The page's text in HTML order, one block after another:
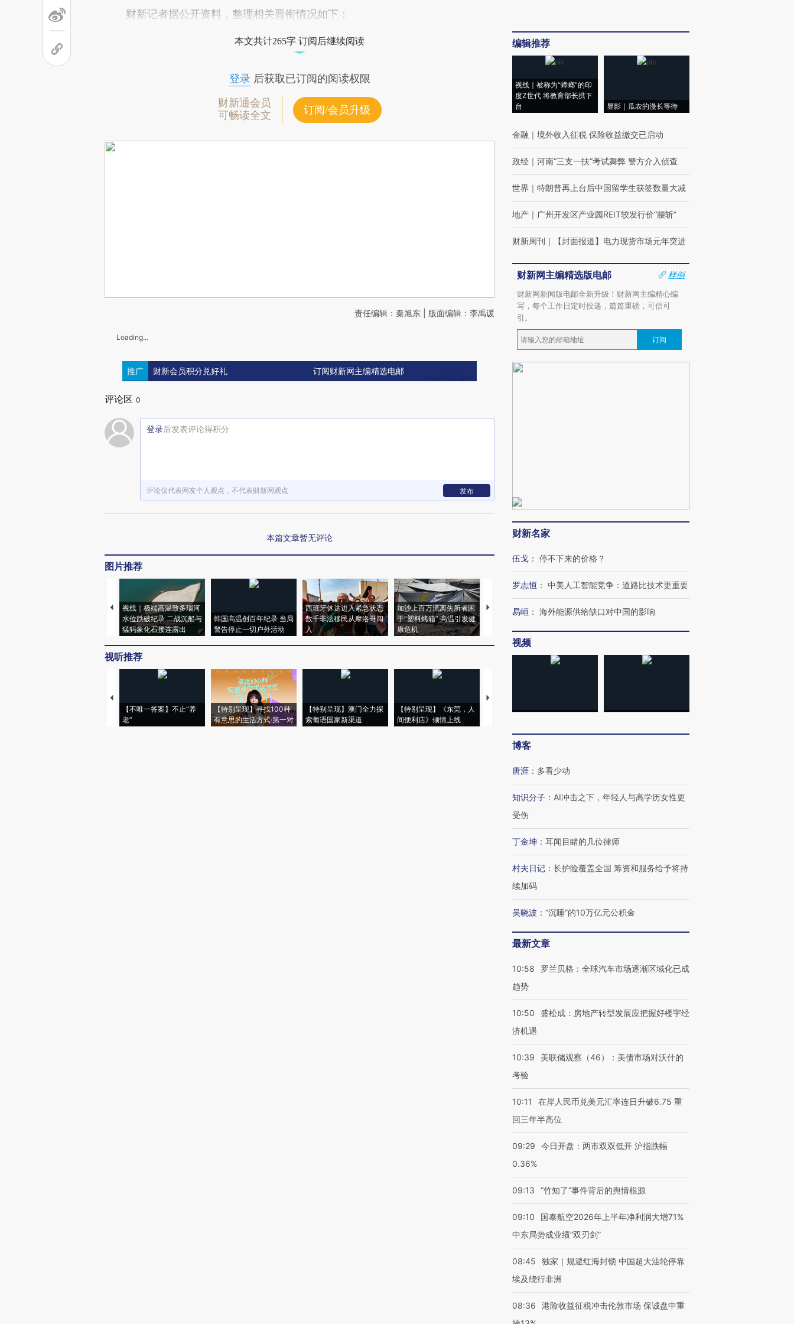
财新记者据公开资料，整理相关晋衔情况如下：
本文共计265字 订阅后继续阅读
登录后获取已订阅的阅读权限
财新通会员
可畅读全文
订阅/会员升级
责任编辑：秦旭东 | 版面编辑：李禹谖
Loading...
推广 财新会员积分兑好礼 订阅财新网主编精选电邮
评论区 0
登录后发表评论得积分
评论仅代表网友个人观点，不代表财新网观点 发布
本篇文章暂无评论
图片推荐
视线｜极端高温致多瑙河
水位跌破纪录 二战沉船与
猛犸象化石接连露出
韩国高温创百年纪录 当局
警告停止一切户外活动
西班牙休达进入紧急状态
数千非法移民从摩洛哥闯
入
加沙上百万流离失所者困
于“塑料烤箱” 高温引发健
康危机
马航飞行员跨国走私7万
粒摇头丸 尿检体内含3种
泽连斯基密集出访美英 索
要防空导弹“救急”
13人遇难
视听推荐
【不唯一答案】不止“养
老”
【特别呈现】寻找100种
有意思的生活方式·第一对
【特别呈现】澳门全力探
索葡语国家新渠道
【特别呈现】《东莞，人
间便利店》倾情上线
【推广】走进第四届链博
会，让数智科技“链”接产
【特别呈现】寻找100种
CFO：不靠规模取胜，华
编辑推荐
视线｜被称为“蟑螂”的印
度Z世代 将教育部长拱下
台
显影｜瓜农的漫长等待
金融 ｜ 境外收入征税 保险收益缴交已启动
政经 ｜ 河南“三支一扶”考试舞弊 警方介入侦查
世界 ｜ 特朗普再上台后中国留学生获签数量大减
地产 ｜ 广州开发区产业园REIT较发行价“腰斩”
财新周刊 ｜ 【封面报道】电力现货市场元年突进
财新网主编精选版电邮
样例
财新网新闻版电邮全新升级！财新网主编精心编
写，每个工作日定时投递，篇篇重磅，可信可
引。
订阅
财新名家
伍戈 ： 停不下来的价格？
罗志恒 ： 中美人工智能竞争：道路比技术更重要
易峘 ： 海外能源供给缺口对中国的影响
视频
博客
唐涯 ： 多看少动
知识分子 ： AI冲击之下，年轻人与高学历女性更
受伤
丁金坤 ： 耳闻目睹的几位律师
村夫日记 ： 长护险覆盖全国 筹资和服务给予将持
续加码
吴晓波 ： “沉睡”的10万亿元公积金
最新文章
10:58
罗兰贝格：全球汽车市场逐渐区域化已成
趋势
10:50
盛松成：房地产转型发展应把握好楼宇经
济机遇
10:39
美联储观察（46）：美债市场对沃什的
考验
10:11
在岸人民币兑美元汇率连日升破6.75 重
回三年半高位
09:29
今日开盘：两市双双低开 沪指跌幅
0.36%
09:13 “竹知了”事件背后的舆情根源
09:10
国泰航空2026年上半年净利润大增71%
中东局势成业绩“双刃剑”
08:45
独家｜规避红海封锁 中国超大油轮停靠
埃及绕行非洲
08:36
港险收益征税冲击伦敦市场 保诚盘中重